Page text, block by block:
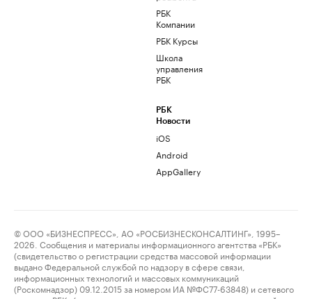
РБК
Компании
РБК Курсы
Школа
управления
РБК
РБК
Новости
iOS
Android
AppGallery
© ООО «БИЗНЕСПРЕСС», АО «РОСБИЗНЕСКОНСАЛТИНГ», 1995–
2026. Сообщения и материалы информационного агентства «РБК»
(свидетельство о регистрации средства массовой информации
выдано Федеральной службой по надзору в сфере связи,
информационных технологий и массовых коммуникаций
(Роскомнадзор) 09.12.2015 за номером ИА №ФС77-63848) и сетевого